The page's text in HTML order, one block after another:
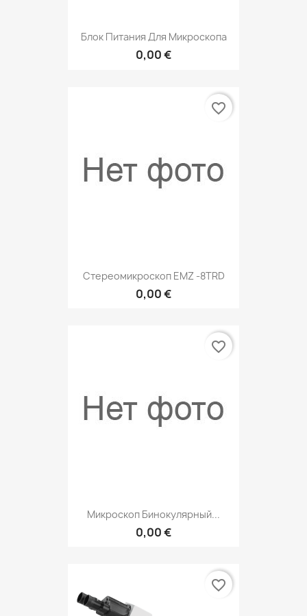
Блок Питания Для Микроскопа
0,00 €
Стереомикроскоп EMZ -8TRD
0,00 €
favorite_border
Микроскоп Бинокулярный...
0,00 €
favorite_border
favorite_border